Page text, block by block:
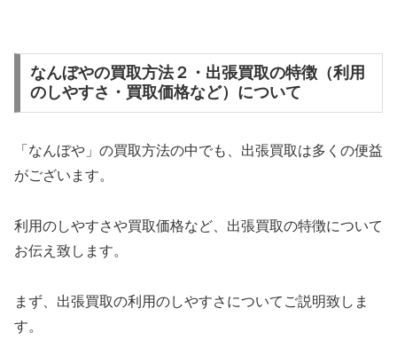
なんぼやの買取方法２・出張買取の特徴（利用
のしやすさ・買取価格など）について
「なんぼや」の買取方法の中でも、出張買取は多くの便益
がございます。
利用のしやすさや買取価格など、出張買取の特徴について
お伝え致します。
まず、出張買取の利用のしやすさについてご説明致しま
す。